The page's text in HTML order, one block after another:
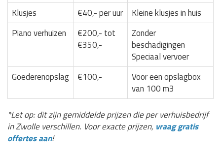
Klusjes
€40,- per uur
Kleine klusjes in huis
Piano verhuizen
€200,- tot
€350,-
Zonder
beschadigingen
Speciaal vervoer
Goederenopslag
€100,-
Voor een opslagbox
van 100 m3
*Let op: dit zijn gemiddelde prijzen die per verhuisbedrijf
in Zwolle verschillen. Voor exacte prijzen, vraag gratis
offertes aan!